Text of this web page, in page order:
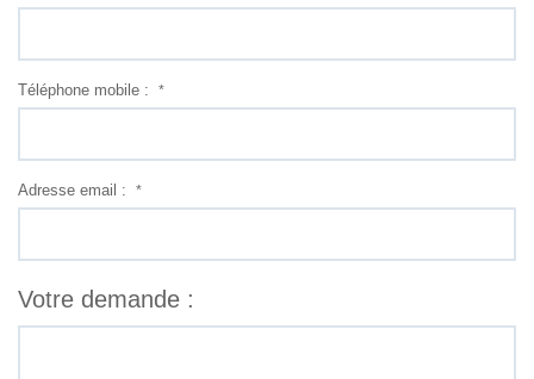
Téléphone mobile : *
Adresse email : *
Votre demande :